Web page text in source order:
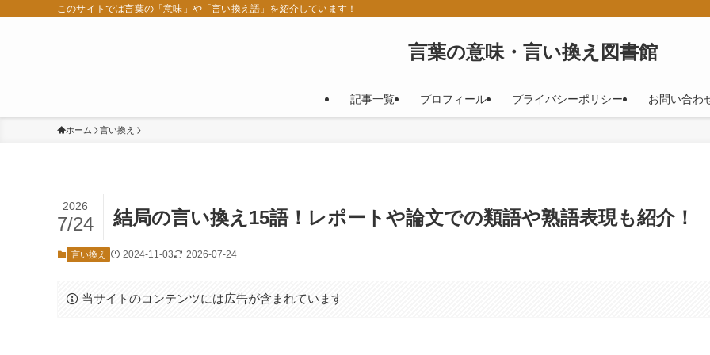
このサイトでは言葉の「意味」や「言い換え語」を紹介しています！
言葉の意味・言い換え図書館
記事一覧 プロフィール プライバシーポリシー お問い合わ
ホーム 言い換え
結局の言い換え15語！レポートや論文での類語や熟語表現も紹介！
2026
7/24
言い換え 2024-11-03 2026-07-24
当サイトのコンテンツには広告が含まれています